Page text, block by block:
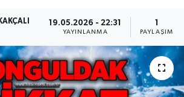
19.05.2026 - 22:31
YAYINLANMA
1
PAYLAŞIM